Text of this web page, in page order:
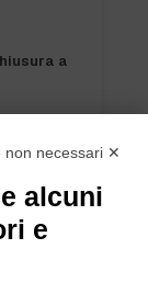
non necessari ✕
alcuni
e